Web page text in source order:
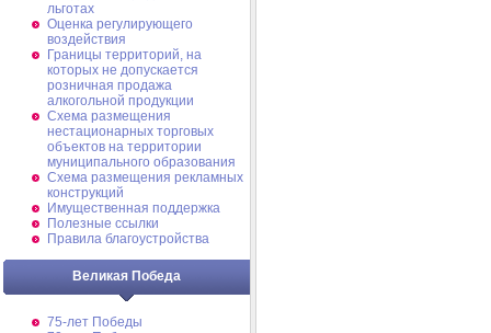
льготах
Оценка регулирующего
воздействия
Границы территорий, на
которых не допускается
розничная продажа
алкогольной продукции
Схема размещения
нестационарных торговых
объектов на территории
муниципального образования
Схема размещения рекламных
конструкций
Имущественная поддержка
Полезные ссылки
Правила благоустройства
Великая Победа
75-лет Победы